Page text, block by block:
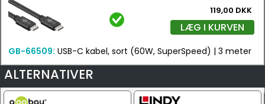
119,00 DKK
LÆG I KURVEN
GB-66509: USB-C kabel, sort (60W, SuperSpeed) | 3 meter
ALTERNATIVER